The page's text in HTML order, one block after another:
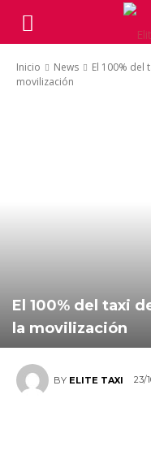
Inicio News
El 100% del
movilización
El 100% del taxi
la movilización
BY ELITE TAXI 23/